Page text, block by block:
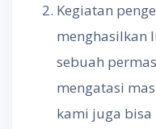
Kegiatan
menghasilkan
sebuah
mengatasi
kami juga